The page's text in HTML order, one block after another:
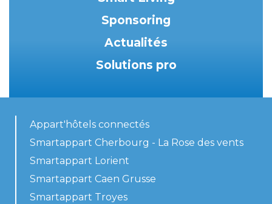
Sponsoring
Actualités
Solutions pro
Appart'hôtels connectés
Smartappart Cherbourg - La Rose des vents
Smartappart Lorient
Smartappart Caen Grusse
Smartappart Troyes